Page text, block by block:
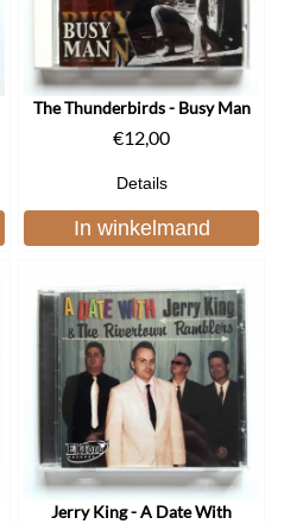
The Thunderbirds - Busy Man
€12,00
Details
In winkelmand
Jerry King - A Date With